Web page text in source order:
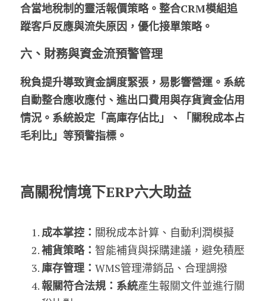
合當地稅制的靈活報價策略。整合CRM模組追
蹤客戶反應與流失原因，優化接單策略。
六、財務與資金流預警管理
稅負提升導致資金調度緊張，易影響營運。系統
自動整合應收應付、進出口費用與存貨資金佔用
情況。系統設定「高庫存佔比」、「關稅成本占
毛利比」等預警指標。
高關稅情境下ERP六大助益
成本掌控： 關稅成本計算、自動利潤模擬
補貨策略： 智能補貨與採購建議，避免積壓
庫存管理： WMS管理滯銷品、合理調撥
報關符合法規 ：系統產生報關文件並進行關